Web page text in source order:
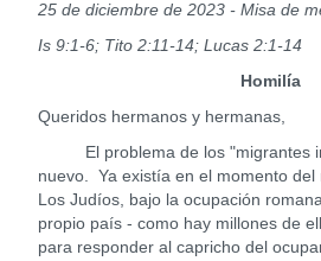
25 de diciembre de 2023 - Misa de
Is 9:1-6; Tito 2:11-14; Lucas 2:1-14
Homilía
Queridos hermanos y hermanas,
El problema de los "migrantes
nuevo. Ya existía en el momento del
Los Judíos, bajo la ocupación
propio país - como hay millones de
para responder al capricho del